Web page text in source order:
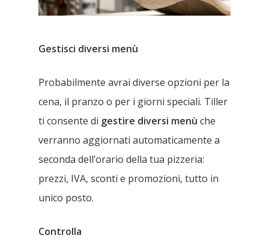
Gestisci diversi menù
Probabilmente avrai diverse opzioni per la
cena, il pranzo o per i giorni speciali. Tiller
ti consente di gestire diversi menù che
verranno aggiornati automaticamente a
seconda dell’orario della tua pizzeria:
prezzi, IVA, sconti e promozioni, tutto in
unico posto.
Controlla